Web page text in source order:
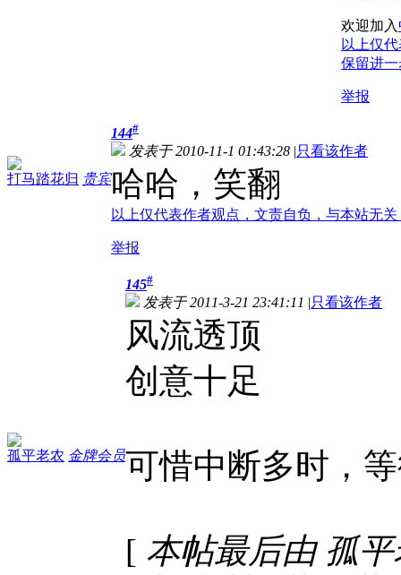
欢迎加入
以上仅
保留进
举报
打马踏花归 贵宾
144#
发表于 2010-11-1 01:43:28 |只看该作者
哈哈，笑翻
以上仅代表作者观点，文责自负，与本站无
举报
孤平老农 金牌会员
145#
发表于 2011-3-21 23:41:11 |只看该作者
风流透顶
创意十足
可惜中断多时，
[ 本帖最后由 孤